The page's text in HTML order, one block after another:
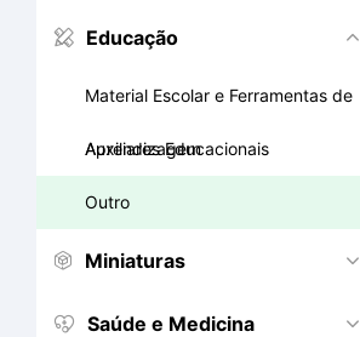
 Educação 
Material Escolar e Ferramentas de
Aprendizagem
Auxiliares Educacionais
Outro
 Miniaturas 
 Saúde e Medicina 